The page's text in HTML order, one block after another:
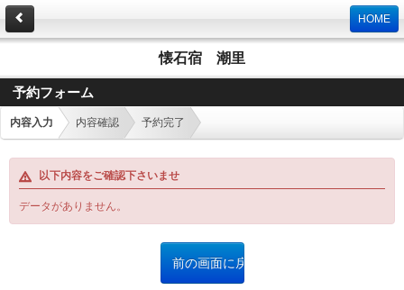
HOME
懐石宿 潮里
予約フォーム
内容入力 内容確認 予約完了
以下内容をご確認下さいませ
データがありません。